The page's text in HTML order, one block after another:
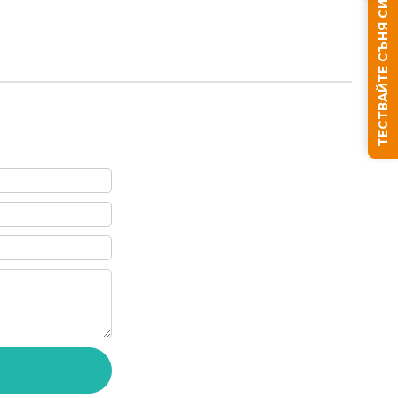
Ние ще се свържем с вас в рамките на работния
ТЕСТВАЙТЕ СЪНЯ СИ